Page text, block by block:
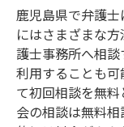
鹿児島県で弁護
にはさまざまな
護士事務所へ相
利用することも
て初回相談を無
会の相談は無料